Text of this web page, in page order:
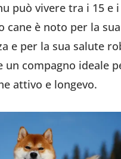
può vivere tra i 15 e i
cane è noto per la sua
e per la sua salute
un compagno ideale
attivo e longevo.